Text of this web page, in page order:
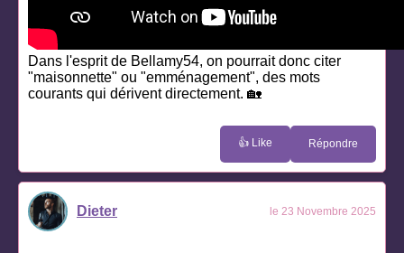
Dans l'esprit de Bellamy54, on pourrait donc citer
"maisonnette" ou "emménagement", des mots
courants qui dérivent directement. 🏡
👍 Like Répondre
Dieter le 23 Novembre 2025